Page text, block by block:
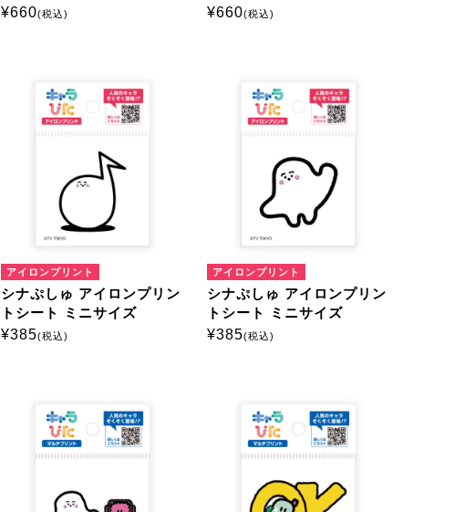
¥660(税込)
¥660(税込)
アイロンプリント
シナぷしゅ アイロンプリン
トシート ミニサイズ
¥385(税込)
アイロンプリント
シナぷしゅ アイロンプリン
トシート ミニサイズ
¥385(税込)